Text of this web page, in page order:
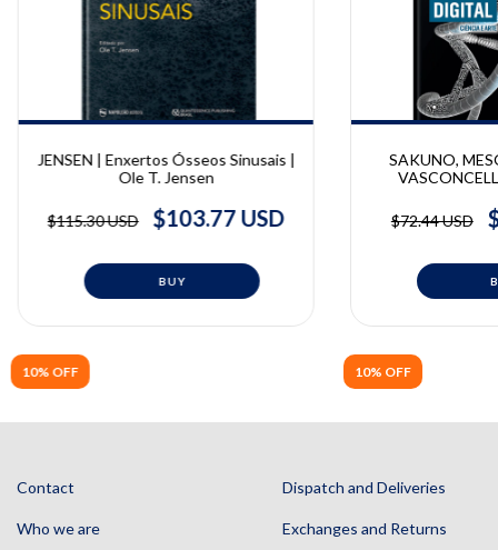
10% OFF
JENSEN | Enxertos Ósseos Sinusais |
Ole T. Jensen
$115.30 USD $103.77 USD
10% OFF
SAKUNO,
Arte | Adilson
Mesquita, Luiz
$72.44 USD
Contact
Who we are
Dispatch and Deliveries
Exchanges and Returns